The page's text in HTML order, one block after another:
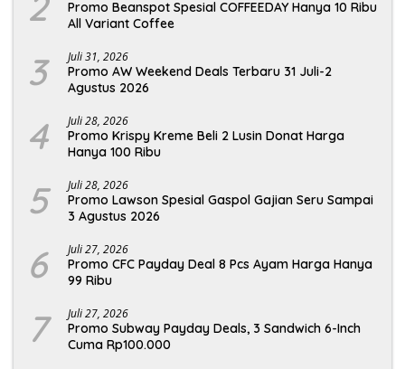
Promo Beanspot Spesial COFFEEDAY Hanya 10 Ribu
All Variant Coffee
3 Juli 31, 2026
Promo AW Weekend Deals Terbaru 31 Juli-2
Agustus 2026
4 Juli 28, 2026
Promo Krispy Kreme Beli 2 Lusin Donat Harga
Hanya 100 Ribu
5 Juli 28, 2026
Promo Lawson Spesial Gaspol Gajian Seru Sampai
3 Agustus 2026
6 Juli 27, 2026
Promo CFC Payday Deal 8 Pcs Ayam Harga Hanya
99 Ribu
7 Juli 27, 2026
Promo Subway Payday Deals, 3 Sandwich 6-Inch
Cuma Rp100.000